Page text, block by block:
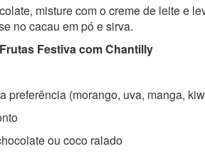
misture com o creme de leite e
no cacau em pó e sirva.
Festiva com Chantilly
preferência (morango, uva, manga,
ou coco ralado